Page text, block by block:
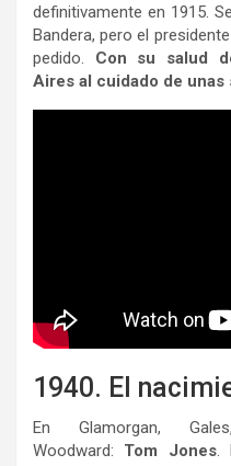
definitivamente en 1915.
Bandera, pero el
pedido. Con su salud
Aires al cuidado de
1940. El
En Glamorgan,
Woodward: Tom Jones.